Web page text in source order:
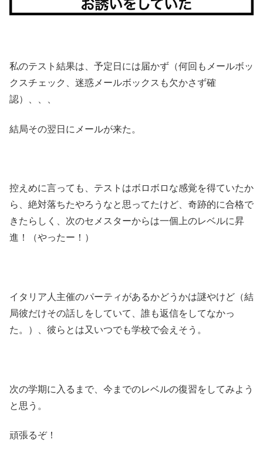
私のテスト結果は、予定日には届かず（何回もメールボッ
クスチェック、迷惑メールボックスも欠かさず確
認）、、、
結局その翌日にメールが来た。
控えめに言っても、テストはボロボロな感覚を得ていたか
ら、絶対落ちたやろうなと思ってたけど、奇跡的に合格で
きたらしく、次のセメスターからは一個上のレベルに昇
進！（やったー！）
イタリア人主催のパーティがあるかどうかは謎やけど（結
局彼だけその話しをしていて、誰も返信をしてなかっ
た。）、彼らとは又いつでも学校で会えそう。
次の学期に入るまで、今までのレベルの復習をしてみよう
と思う。
頑張るぞ！